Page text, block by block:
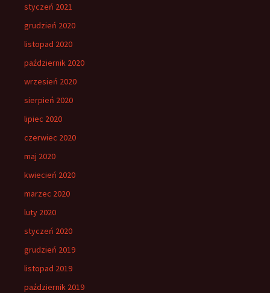
styczeń 2021
grudzień 2020
listopad 2020
październik 2020
wrzesień 2020
sierpień 2020
lipiec 2020
czerwiec 2020
maj 2020
kwiecień 2020
marzec 2020
luty 2020
styczeń 2020
grudzień 2019
listopad 2019
październik 2019